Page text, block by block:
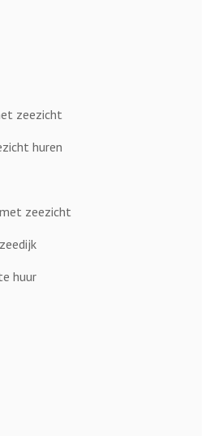
zeezicht
huren
zeezicht
huur